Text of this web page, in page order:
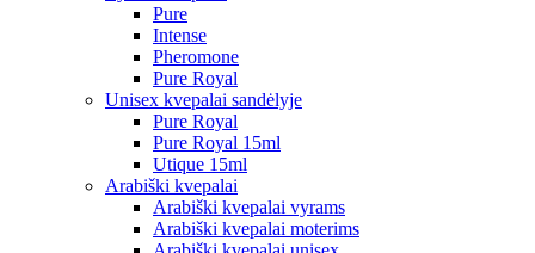
Pure
Intense
Pheromone
Pure Royal
Unisex kvepalai sandėlyje
Pure Royal
Pure Royal 15ml
Utique 15ml
Arabiški kvepalai
Arabiški kvepalai vyrams
Arabiški kvepalai moterims